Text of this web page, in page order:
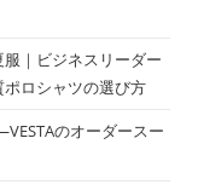
｜ビジネスリーダー
ロシャツの選び方
のオーダースー